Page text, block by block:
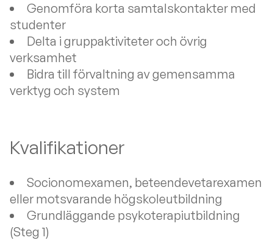
Genomföra korta samtalskontakter med
studenter
Delta i gruppaktiviteter och övrig
verksamhet
Bidra till förvaltning av gemensamma
verktyg och system
Kvalifikationer
Socionomexamen, beteendevetarexamen
eller motsvarande högskoleutbildning
Grundläggande psykoterapiutbildning
(Steg 1)